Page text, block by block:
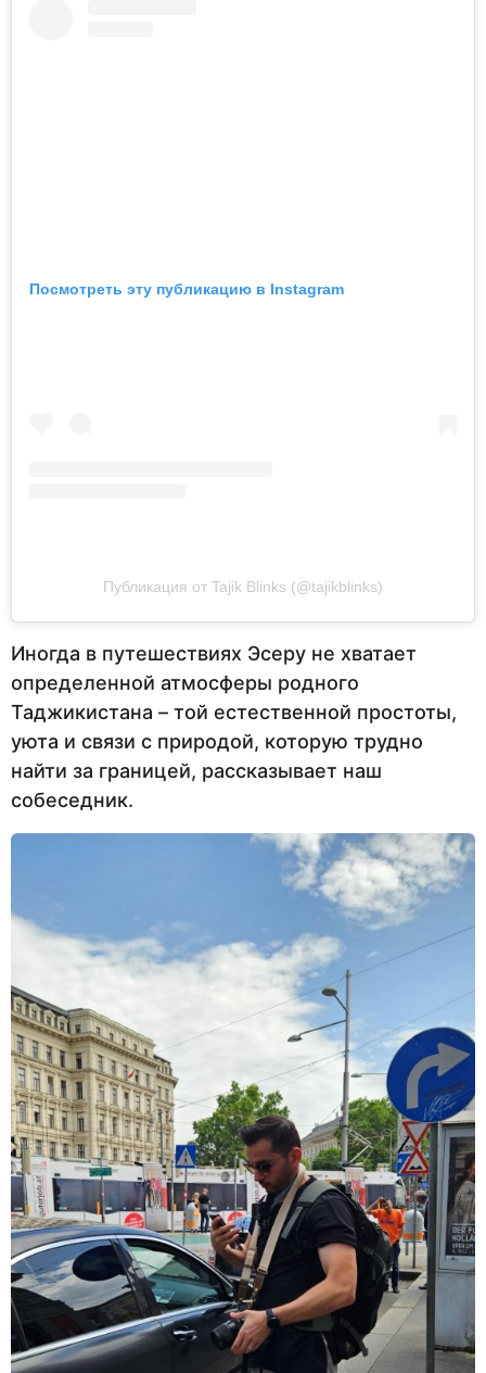
Посмотреть эту публикацию в Instagram
Публикация от Tajik Blinks (@tajikblinks)
Иногда в путешествиях Эсеру не хватает
определенной атмосферы родного
Таджикистана – той естественной простоты,
уюта и связи с природой, которую трудно
найти за границей, рассказывает наш
собеседник.